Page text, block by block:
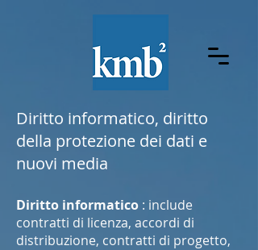
Diritto informatico, diritto
della protezione dei dati e
nuovi media
Diritto informatico : include
contratti di licenza, accordi di
distribuzione, contratti di progetto,